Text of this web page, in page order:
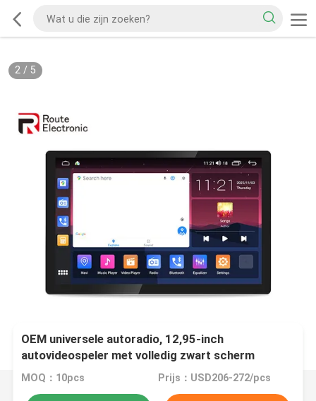
2/ 5
OEM universele autoradio, 12,95-inch
autovideospeler met volledig zwart scherm
MOQ：10pcs Prijs：USD206-272/pcs